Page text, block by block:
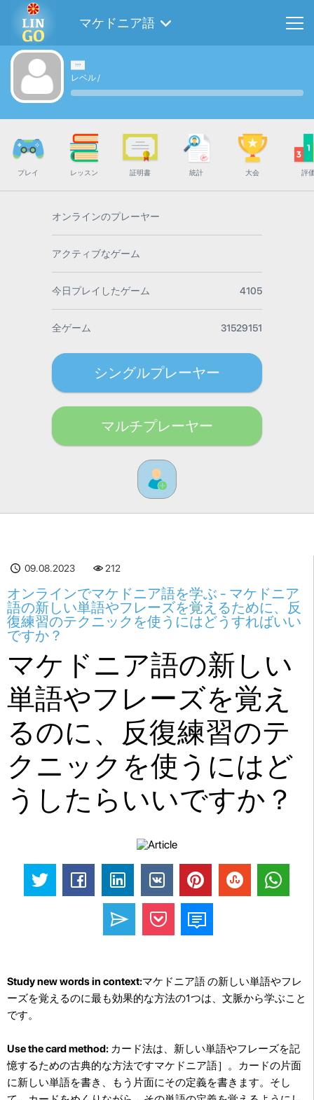
マケドニア語
レベル/
プレイ レッスン 証明書 統計 大会 評
オンラインのプレーヤー
アクティブなゲーム
今日プレイしたゲーム 4105
全ゲーム 31529151
シングルプレーヤー
マルチプレーヤー
09.08.2023 212
オンラインでマケドニア語を学ぶ - マケドニア
語の新しい単語やフレーズを覚えるために、反
復練習のテクニックを使うにはどうすればいい
ですか？
マケドニア語の新しい
単語やフレーズを覚え
るのに、反復練習のテ
クニックを使うにはど
うしたらいいですか？
Study new words in context:マケドニア語 の新しい単語やフレ
ーズを覚えるのに最も効果的な方法の1つは、文脈から学ぶこと
です。
Use the card method: カード法は、新しい単語やフレーズを記
憶するための古典的な方法ですマケドニア語］。カードの片面
に新しい単語を書き、もう片面にその定義を書きます。そし